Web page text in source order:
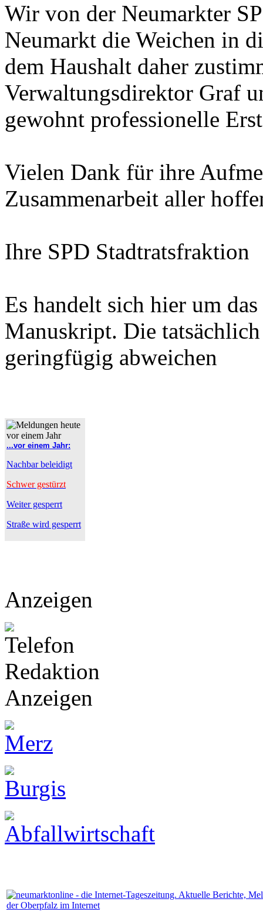
Wir von der Neumarkter
Neumarkt die Weichen in
dem Haushalt daher
Verwaltungsdirektor Graf
gewohnt professionelle
Vielen Dank für ihre
Zusammenarbeit aller
Ihre SPD Stadtratsfraktion
Es handelt sich hier um
Manuskript. Die
geringfügig abweichen
...vor einem Jahr:
Nachbar beleidigt
Schwer gestürzt
Weiter gesperrt
Straße wird gesperrt
Anzeigen
Anzeigen